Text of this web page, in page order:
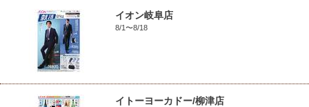
イオン岐阜店
8/1〜8/18
イトーヨーカドー/柳津店